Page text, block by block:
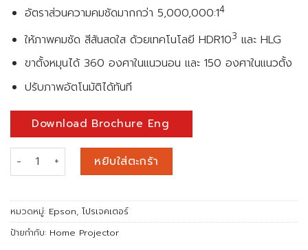
อัตราส่วนความคมชัดมากกว่า 5,000,000:14
ให้ภาพคมชัด สีสันสดใส ด้วยเทคโนโลยี HDR103 และ HLG
ขาตั้งหมุนได้ 360 องศาในแนวนอน และ 150 องศาในแนวตั้ง
ปรับภาพอัตโนมัติได้ทันที
Download Brochure Eng
จำนวน Epson EpiqVision Mini EF-22N Full HD Smart
หยิบใส่ตะกร้า
หมวดหมู่: Epson, โปรเจคเตอร์
ป้ายกำกับ: Home Projector